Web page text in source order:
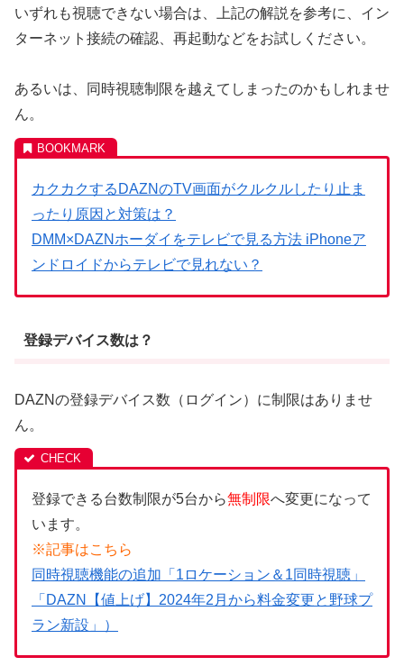
いずれも視聴できない場合は、上記の解説を参考に、イン
ターネット接続の確認、再起動などをお試しください。
あるいは、同時視聴制限を越えてしまったのかもしれませ
ん。
カクカクするDAZNのTV画面がクルクルしたり止ま
ったり原因と対策は？
DMM×DAZNホーダイをテレビで見る方法 iPhoneア
ンドロイドからテレビで見れない？
登録デバイス数は？
DAZNの登録デバイス数（ログイン）に制限はありませ
ん。
登録できる台数制限が5台から無制限へ変更になって
います。
※記事はこちら
同時視聴機能の追加「1ロケーション＆1同時視聴」
「DAZN【値上げ】2024年2月から料金変更と野球プ
ラン新設」）